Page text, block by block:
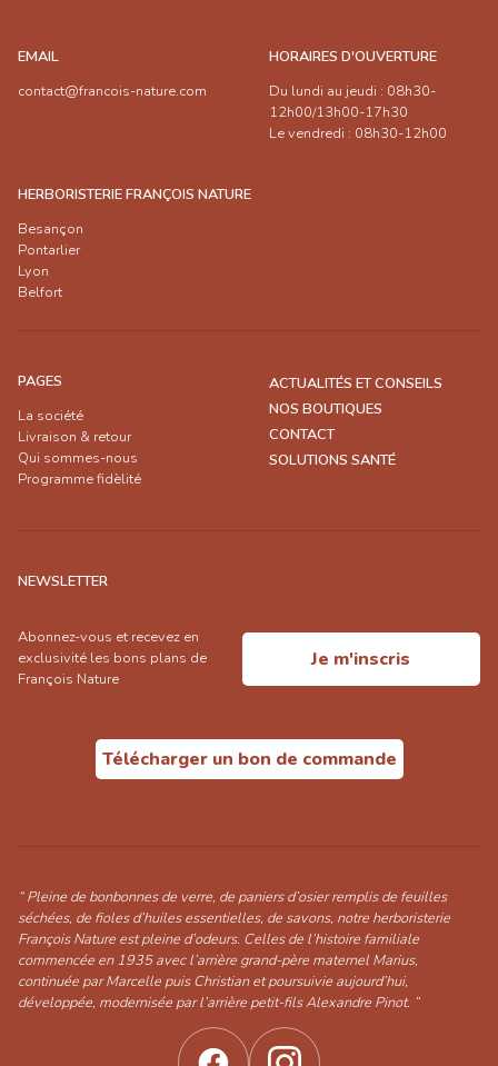
EMAIL
contact@francois-nature.com
HORAIRES D'OUVERTURE
Du lundi au jeudi : 08h30-
12h00/13h00-17h30
Le vendredi : 08h30-12h00
HERBORISTERIE FRANÇOIS NATURE
Besançon
Pontarlier
Lyon
Belfort
PAGES
La société
Livraison & retour
Qui sommes-nous
Programme fidèlité
ACTUALITÉS ET CONSEILS
NOS BOUTIQUES
CONTACT
SOLUTIONS SANTÉ
NEWSLETTER
Abonnez-vous et recevez en
exclusivité les bons plans de
François Nature
Je m'inscris
Télécharger un bon de commande
“ Pleine de bonbonnes de verre, de paniers d’osier remplis de feuilles
séchées, de fioles d’huiles essentielles, de savons, notre herboristerie
François Nature est pleine d’odeurs. Celles de l’histoire familiale
commencée en 1935 avec l’arrière grand-père maternel Marius,
continuée par Marcelle puis Christian et poursuivie aujourd’hui,
développée, modernisée par l’arrière petit-fils Alexandre Pinot. ”